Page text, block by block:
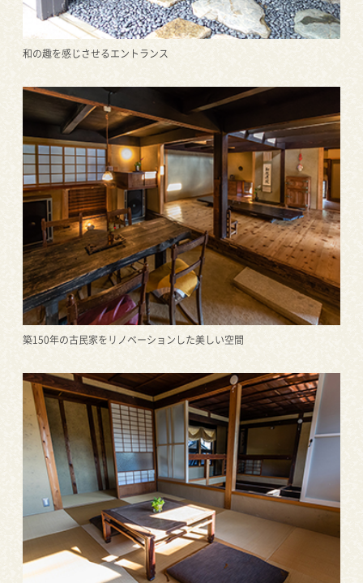
和の趣を感じさせるエントランス
築150年の古民家をリノベーションした美しい空間